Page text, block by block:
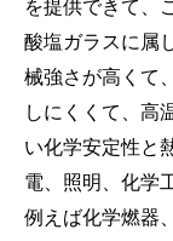
を提供できて、
酸塩ガラスに属
械強さが高くて
しにくくて、高
い化学安定性と
電、照明、化学
例えば化学燃器